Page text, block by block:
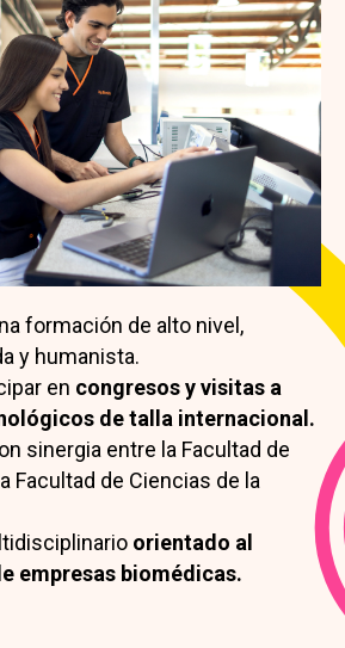
formación de alto nivel,
y humanista.
en congresos y visitas a
de talla internacional.
sinergia entre la Facultad de
Facultad de Ciencias de la
orientado al
empresas biomédicas.